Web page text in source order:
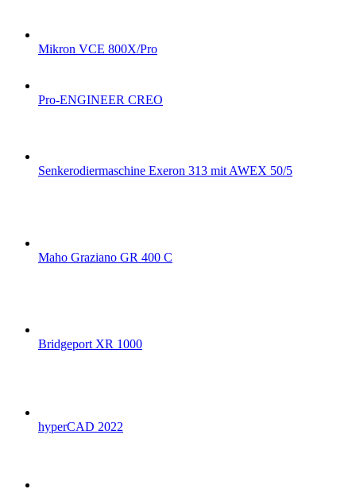
Mikron VCE 800X/Pro
Pro-ENGINEER CREO
Senkerodiermaschine Exeron 313 mit AWEX 50/5
Maho Graziano GR 400 C
Bridgeport XR 1000
hyperCAD 2022